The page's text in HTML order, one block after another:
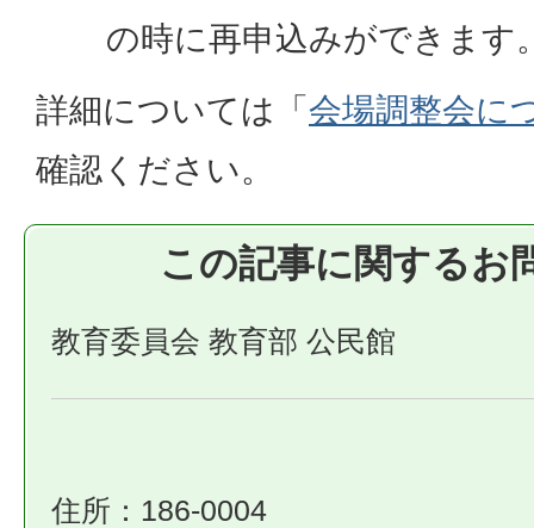
の時に再申込みができます
詳細については「 会場調整会に
確認ください。
この記事に関するお
教育委員会 教育部 公民館
住所：186-0004